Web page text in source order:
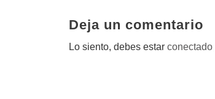
Deja un comentario
Lo siento, debes estar conectado